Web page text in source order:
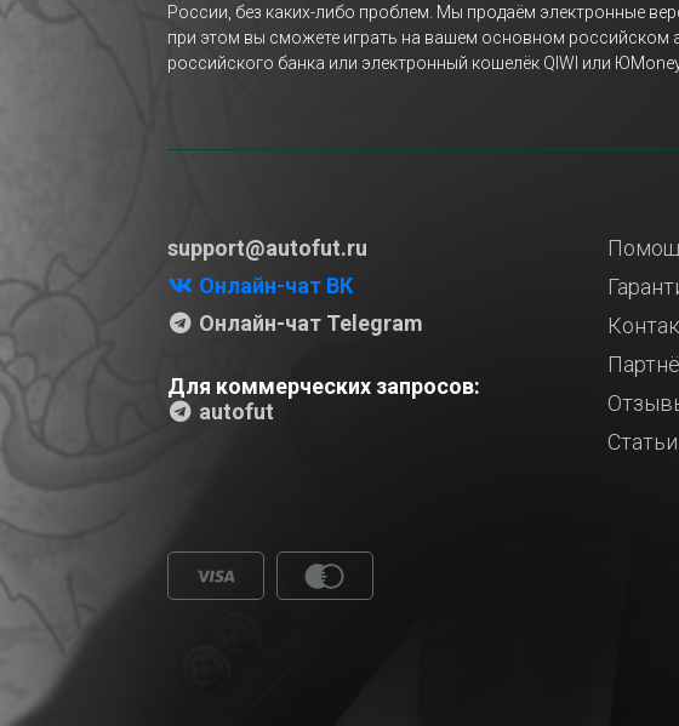
России, без каких-либо проблем. Мы продаём электронные
при этом вы сможете играть на вашем основном российском
российского банка или электронный кошелёк QIWI или
support@autofut.ru
Онлайн-чат ВК
Онлайн-чат Telegram
Для коммерческих запросов:
autofut